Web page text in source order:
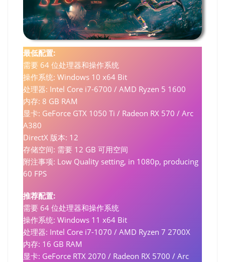
最低配置:
需要 64 位处理器和操作系统
操作系统: Windows 10 x64 Bit
处理器: Intel Core i7-6700 / AMD Ryzen 5 1600
内存: 8 GB RAM
显卡: GeForce GTX 1050 Ti / Radeon RX 570 / Arc
A380
DirectX 版本: 12
存储空间: 需要 12 GB 可用空间
附注事项: Low Quality setting, in 1080p, producing
60 FPS
推荐配置:
需要 64 位处理器和操作系统
操作系统: Windows 11 x64 Bit
处理器: Intel Core i7-1070 / AMD Ryzen 7 2700X
内存: 16 GB RAM
显卡: GeForce RTX 2070 / Radeon RX 5700 / Arc